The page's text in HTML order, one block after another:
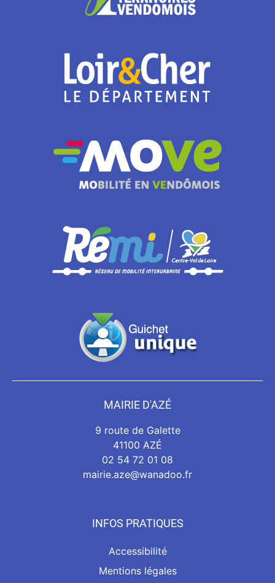
MAIRIE D'AZÉ
9 route de Galette
41100 AZÉ
02 54 72 01 08
mairie.aze@wanadoo.fr
INFOS PRATIQUES
Accessibilité
Mentions légales